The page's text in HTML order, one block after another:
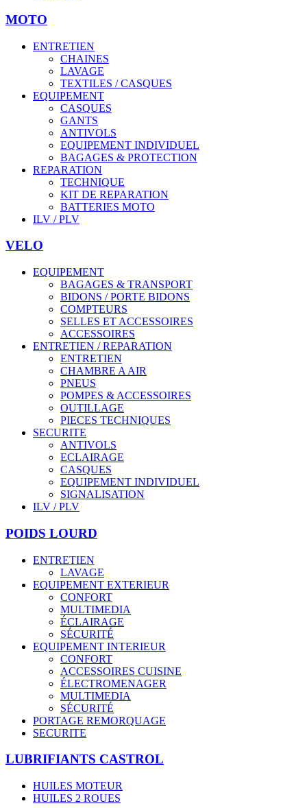
MOTO
ENTRETIEN
CHAINES
LAVAGE
TEXTILES / CASQUES
EQUIPEMENT
CASQUES
GANTS
ANTIVOLS
EQUIPEMENT INDIVIDUEL
BAGAGES & PROTECTION
REPARATION
TECHNIQUE
KIT DE REPARATION
BATTERIES MOTO
ILV / PLV
VELO
EQUIPEMENT
BAGAGES & TRANSPORT
BIDONS / PORTE BIDONS
COMPTEURS
SELLES ET ACCESSOIRES
ACCESSOIRES
ENTRETIEN / REPARATION
ENTRETIEN
CHAMBRE A AIR
PNEUS
POMPES & ACCESSOIRES
OUTILLAGE
PIECES TECHNIQUES
SECURITE
ANTIVOLS
ECLAIRAGE
CASQUES
EQUIPEMENT INDIVIDUEL
SIGNALISATION
ILV / PLV
POIDS LOURD
ENTRETIEN
LAVAGE
EQUIPEMENT EXTERIEUR
CONFORT
MULTIMEDIA
ÉCLAIRAGE
SÉCURITÉ
EQUIPEMENT INTERIEUR
CONFORT
ACCESSOIRES CUISINE
ÉLECTROMENAGER
MULTIMEDIA
SÉCURITÉ
PORTAGE REMORQUAGE
SECURITE
LUBRIFIANTS CASTROL
HUILES MOTEUR
HUILES 2 ROUES